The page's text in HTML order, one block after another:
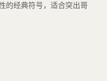
的经典符号，适合突出哥